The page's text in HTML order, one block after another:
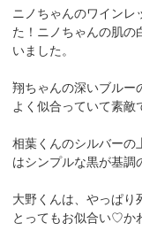
ニノちゃんのワインレ
た！ニノちゃんの肌の
いました。
翔ちゃんの深いブルー
よく似合っていて素敵
相葉くんのシルバーの
はシンプルな黒が基調
大野くんは、やっぱり
とってもお似合い♡か